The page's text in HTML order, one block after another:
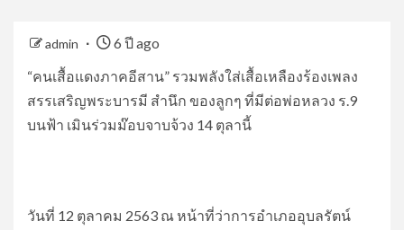
admin
6 ปี ago
“คนเสื้อแดงภาคอีสาน” รวมพลังใส่เสื้อเหลืองร้องเพลง
สรรเสริญพระบารมี สำนึก ของลูกๆ ที่มีต่อพ่อหลวง ร.9
บนฟ้า เมินร่วมม๊อบจาบจ้วง 14 ตุลานี้
วันที่ 12 ตุลาคม 2563 ณ หน้าที่ว่าการอำเภออุบลรัตน์